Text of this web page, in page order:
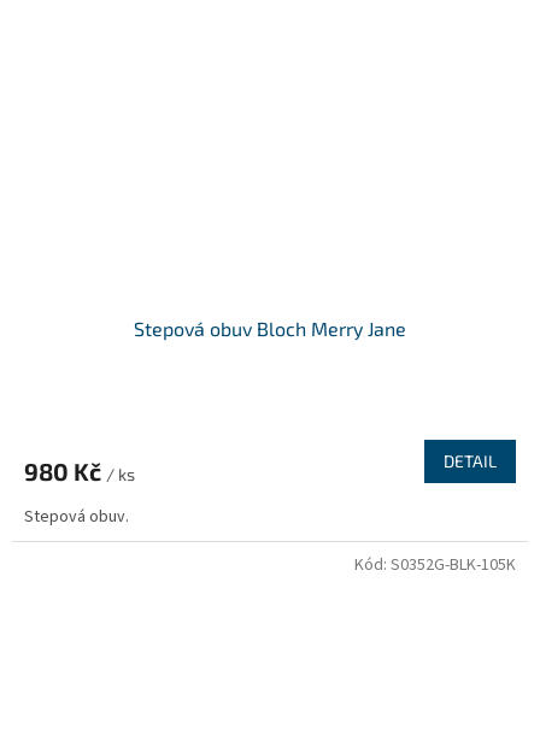
Stepová obuv Bloch Merry Jane
980 Kč / ks
DETAIL
Stepová obuv.
Kód: S0352G-BLK-105K